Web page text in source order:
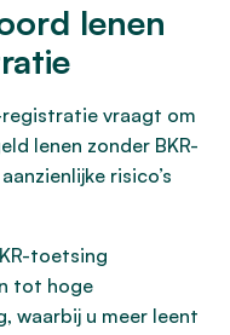
lenen
registratie vraagt om
lenen zonder BKR-
risico’s
toetsing
tot hoge
waarbij u meer leent